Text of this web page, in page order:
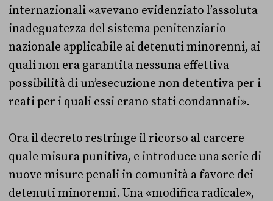
internazionali «avevano evidenziato l’assoluta
inadeguatezza del sistema penitenziario
nazionale applicabile ai detenuti minorenni, ai
quali non era garantita nessuna effettiva
possibilità di un’esecuzione non detentiva per i
reati per i quali essi erano stati condannati».
Ora il decreto restringe il ricorso al carcere
quale misura punitiva, e introduce una serie di
nuove misure penali in comunità a favore dei
detenuti minorenni. Una «modifica radicale»,